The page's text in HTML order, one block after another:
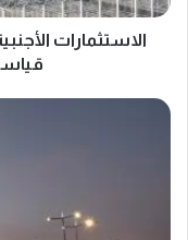
بـ50,62
الاستثمارات
قياسياً بـ50,62
المغرب